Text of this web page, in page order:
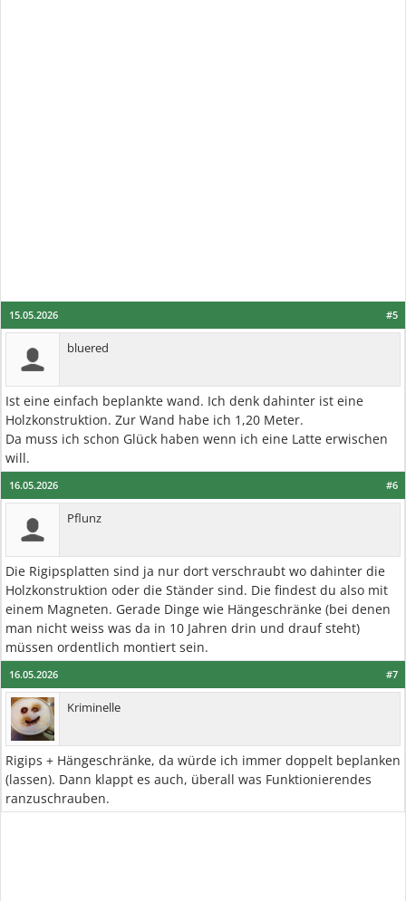
#5
15.05.2026
bluered
Ist eine einfach beplankte wand. Ich denk dahinter ist eine
Holzkonstruktion. Zur Wand habe ich 1,20 Meter.
Da muss ich schon Glück haben wenn ich eine Latte erwischen
will.
#6
16.05.2026
Pflunz
Die Rigipsplatten sind ja nur dort verschraubt wo dahinter die
Holzkonstruktion oder die Ständer sind. Die findest du also mit
einem Magneten. Gerade Dinge wie Hängeschränke (bei denen
man nicht weiss was da in 10 Jahren drin und drauf steht)
müssen ordentlich montiert sein.
#7
16.05.2026
Kriminelle
Rigips + Hängeschränke, da würde ich immer doppelt beplanken
(lassen). Dann klappt es auch, überall was Funktionierendes
ranzuschrauben.